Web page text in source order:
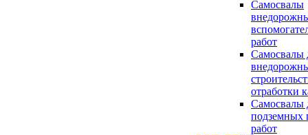
Самосвалы
работ
Самосвалы
отработки
Самосвалы
подземных
работ